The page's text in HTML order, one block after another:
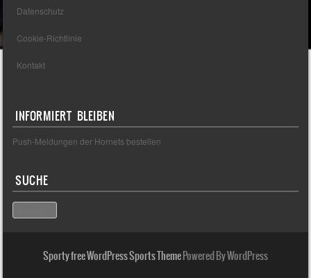
Datenschutz
Cookie-Richtlinie
Kontakt
INFORMIERT BLEIBEN
Push-Meldungen der Hornets bestellen
SUCHE
Search
Sporty free WordPress Sports ThemePowered By WordPress